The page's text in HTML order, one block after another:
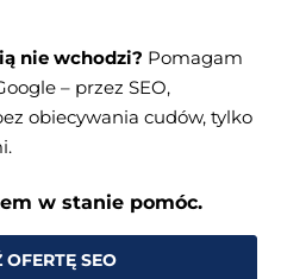
nie wchodzi? Pomagam
– przez SEO,
obiecywania cudów, tylko
w stanie pomóc.
SEO